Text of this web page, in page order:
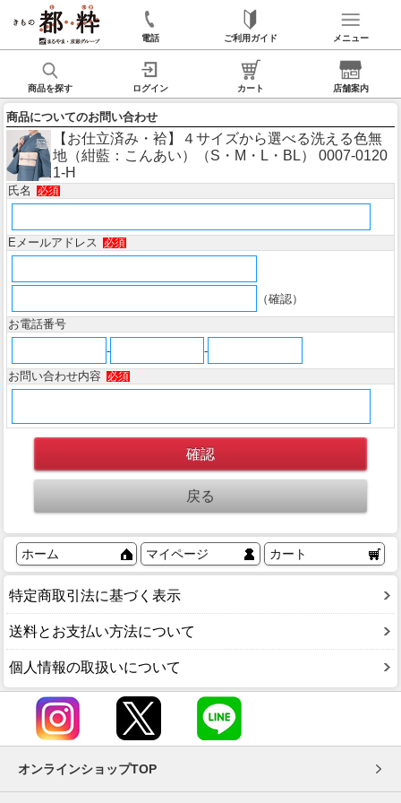
電話 ご利用ガイド メニュー
商品を探す ログイン カート 店舗案内
商品についてのお問い合わせ
【お仕立済み・袷】４サイズから選べる洗える色無
地（紺藍：こんあい）（S・M・L・BL） 0007-0120
1-H
氏名 必須
Eメールアドレス 必須
（確認）
お電話番号
-
-
お問い合わせ内容
必須
ホーム マイページ カート
特定商取引法に基づく表示
送料とお支払い方法について
個人情報の取扱いについて
オンラインショップTOP